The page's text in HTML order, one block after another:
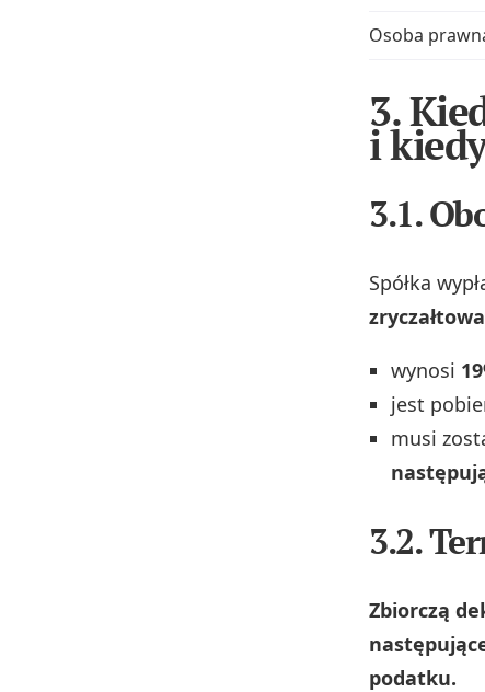
Osoba
3.
i
3.1.
Spółka
wynosi
jest
musi
3.2.
Zbiorczą
podatku.